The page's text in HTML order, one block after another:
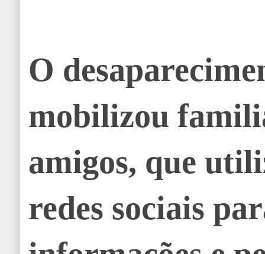
O
mobilizou
amigos, que
redes sociais